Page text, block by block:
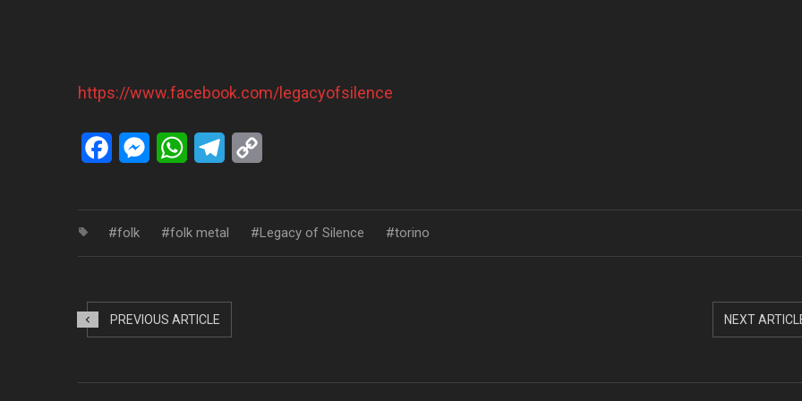
https://www.facebook.com/legacyofsilence
FacebookMessengerWhatsAppTelegram
folk folk metal Legacy of Silence torino
PREVIOUS ARTICLE NEXT